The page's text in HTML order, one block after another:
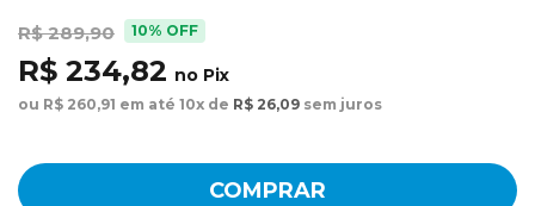
R$ 289,90 10% OFF
R$ 234,82 no Pix
ou R$ 260,91 em até 10x de R$ 26,09 sem juros
COMPRAR